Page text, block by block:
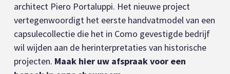
architect Piero Portaluppi. Het nieuwe project
vertegenwoordigt het eerste handvatmodel van een
capsulecollectie die het in Como gevestigde bedrijf
wil wijden aan de herinterpretaties van historische
projecten. Maak hier uw afspraak voor een